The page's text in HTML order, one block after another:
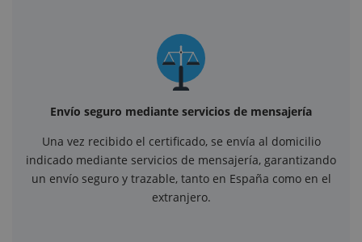
Envío seguro mediante servicios de mensajería
Una vez recibido el certificado, se envía al domicilio
indicado mediante servicios de mensajería, garantizando
un envío seguro y trazable, tanto en España como en el
extranjero.